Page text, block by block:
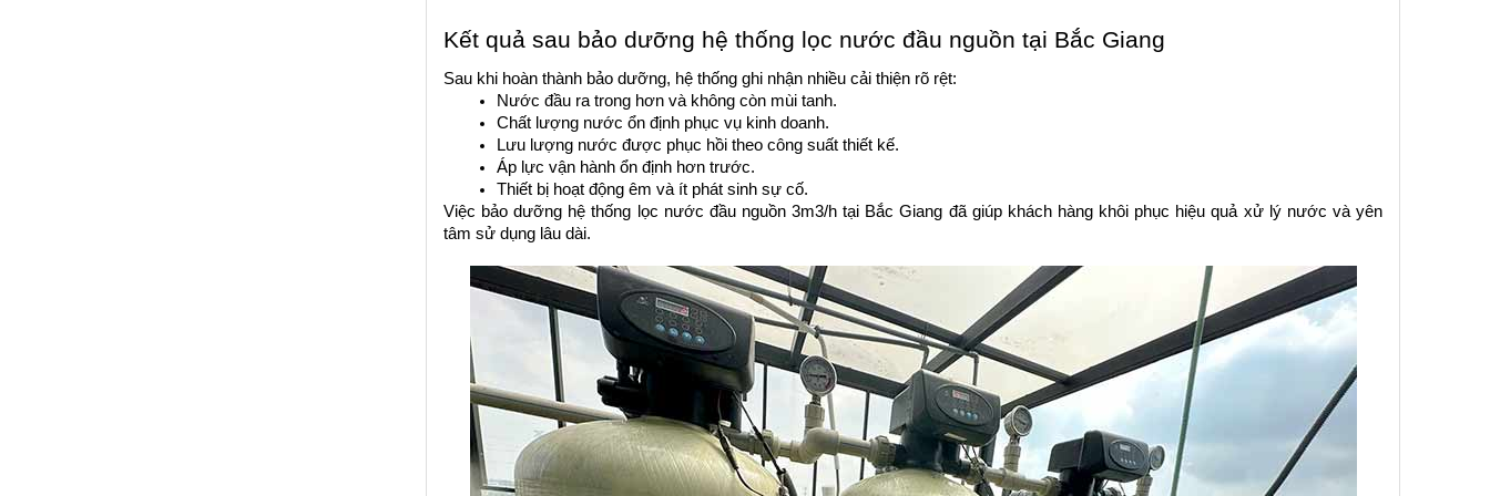
Kết quả sau bảo dưỡng hệ thống lọc nước đầu nguồn tại Bắc Giang
Sau khi hoàn thành bảo dưỡng, hệ thống ghi nhận nhiều cải thiện rõ rệt:
Nước đầu ra trong hơn và không còn mùi tanh.
Chất lượng nước ổn định phục vụ kinh doanh.
Lưu lượng nước được phục hồi theo công suất thiết kế.
Áp lực vận hành ổn định hơn trước.
Thiết bị hoạt động êm và ít phát sinh sự cố.
Việc bảo dưỡng hệ thống lọc nước đầu nguồn 3m3/h tại Bắc Giang đã giúp khách hàng khôi phục hiệu quả xử lý nước và yên
tâm sử dụng lâu dài.